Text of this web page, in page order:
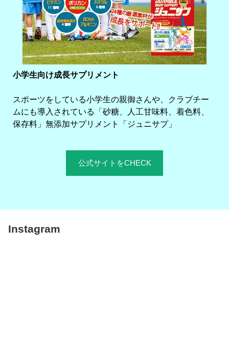
小学生向け成長サプリメント
スポーツをしている小学生の親御さんや、クラブチー
ムにも導入されている「砂糖、人工甘味料、着色料、
保存料」無添加サプリメント「ジュニサプ」
公式サイトをCHECK
Instagram